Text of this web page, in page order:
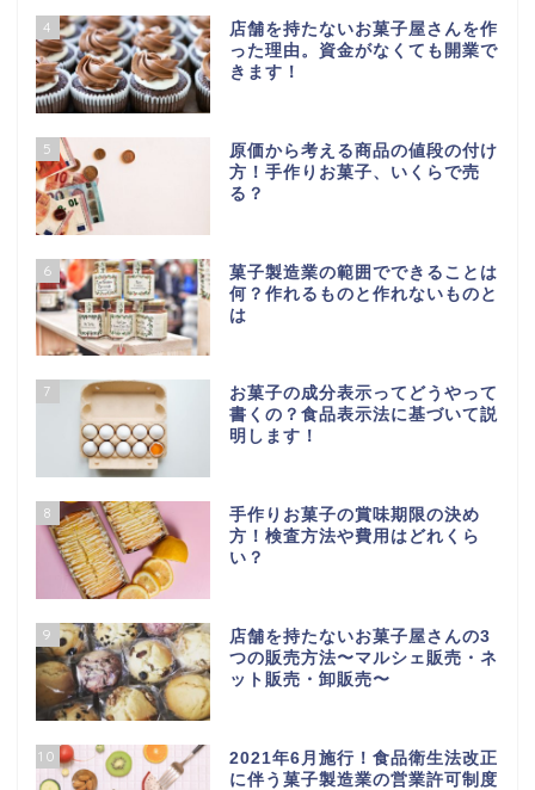
4
店舗を持たないお菓子屋さんを作
った理由。資金がなくても開業で
きます！
5
原価から考える商品の値段の付け
方！手作りお菓子、いくらで売
る？
6
菓子製造業の範囲でできることは
何？作れるものと作れないものと
は
7
お菓子の成分表示ってどうやって
書くの？食品表示法に基づいて説
明します！
8
手作りお菓子の賞味期限の決め
方！検査方法や費用はどれくら
い？
9
店舗を持たないお菓子屋さんの3
つの販売方法〜マルシェ販売・ネ
ット販売・卸販売〜
10
2021年6月施行！食品衛生法改正
に伴う菓子製造業の営業許可制度